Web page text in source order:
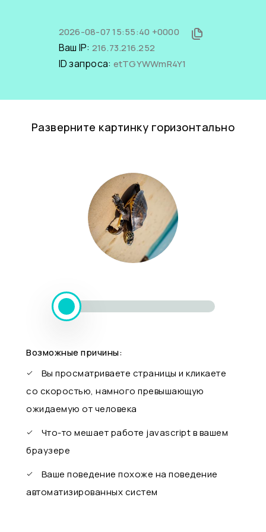
2026-08-07 15:55:40 +0000
Ваш IP: 216.73.216.252
ID запроса: etTGYWWmR4Y1
Разверните картинку горизонтально
Возможные причины:
Вы просматриваете страницы и кликаете
со скоростью, намного превышающую
ожидаемую от человека
Что-то мешает работе javascript в вашем
браузере
Ваше поведение похоже на поведение
автоматизированных систем